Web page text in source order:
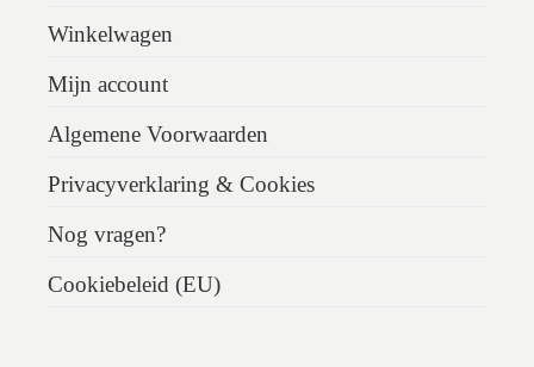
Winkelwagen
Mijn account
Algemene Voorwaarden
Privacyverklaring & Cookies
Nog vragen?
Cookiebeleid (EU)